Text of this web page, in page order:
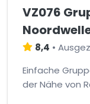
VZ076
8,4 •
Einfache
der Nähe von